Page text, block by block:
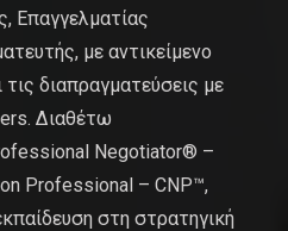
Επαγγελματίας
με αντικείμενο
διαπραγματεύσεις με
Διαθέτω
Negotiator® –
Professional – CNP™,
στη στρατηγική